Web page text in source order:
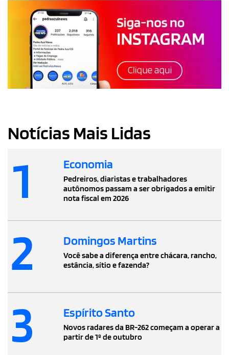
Notícias Mais Lidas
1 Economia
Pedreiros, diaristas e trabalhadores
autônomos passam a ser obrigados a emitir
nota fiscal em 2026
2 Domingos Martins
Você sabe a diferença entre chácara, rancho,
estância, sítio e fazenda?
3 Espírito Santo
Novos radares da BR-262 começam a operar a
partir de 1º de outubro